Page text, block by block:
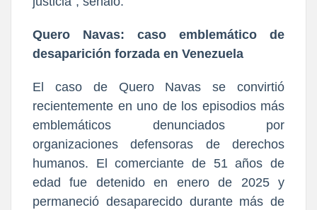
Quero Navas: caso emblemático de
desaparición forzada en Venezuela
El caso de Quero Navas se convirtió
recientemente en uno de los episodios más
emblemáticos denunciados por
organizaciones defensoras de derechos
humanos. El comerciante de 51 años de
edad fue detenido en enero de 2025 y
permaneció desaparecido durante más de